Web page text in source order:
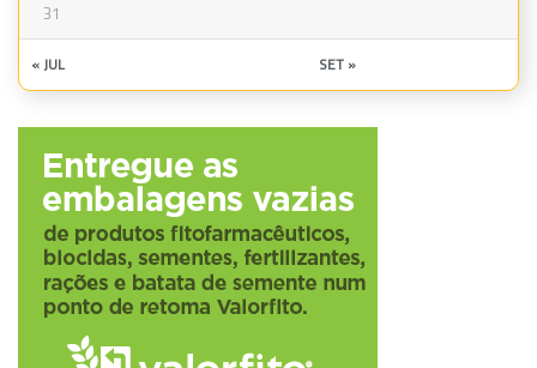
31
« JUL SET »